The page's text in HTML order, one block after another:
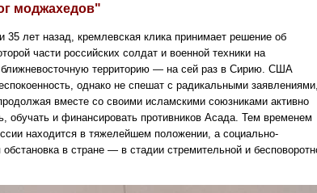
моджахедов"
35 лет назад, кремлевская клика принимает решение об
части российских солдат и военной техники на
ближневосточную территорию — на сей раз в Сирию. США
однако не спешат с радикальными
вместе со своими исламскими союзниками активно
обучать и финансировать противников Асада. Тем временем
находится в тяжелейшем положении, а социально-
обстановка в стране — в стадии стремительной и